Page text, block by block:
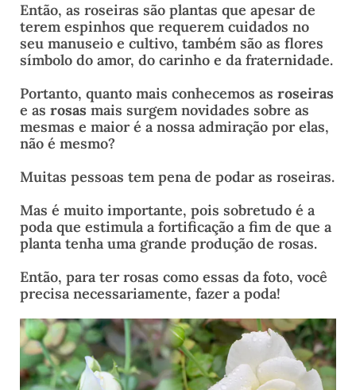
Então, as roseiras são plantas que apesar de
terem espinhos que requerem cuidados no
seu manuseio e cultivo, também são as flores
símbolo do amor, do carinho e da fraternidade.
Portanto, quanto mais conhecemos as roseiras
e as rosas mais surgem novidades sobre as
mesmas e maior é a nossa admiração por elas,
não é mesmo?
Muitas pessoas tem pena de podar as roseiras.
Mas é muito importante, pois sobretudo é a
poda que estimula a fortificação a fim de que a
planta tenha uma grande produção de rosas.
Então, para ter rosas como essas da foto, você
precisa necessariamente, fazer a poda!